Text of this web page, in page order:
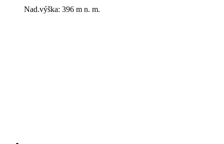
Nad.výška: 396 m n. m.